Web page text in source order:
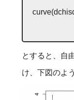
とすると、自
け、下図のよ